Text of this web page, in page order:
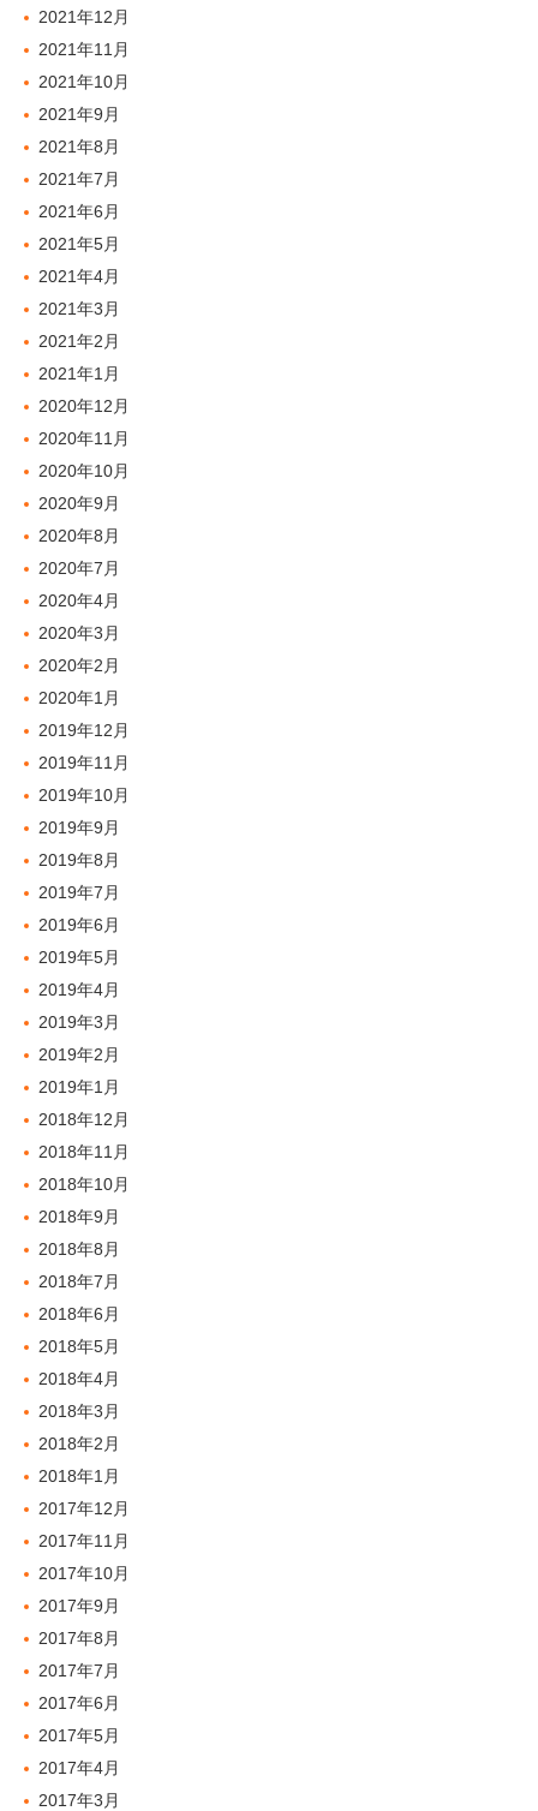
2021年12月
2021年11月
2021年10月
2021年9月
2021年8月
2021年7月
2021年6月
2021年5月
2021年4月
2021年3月
2021年2月
2021年1月
2020年12月
2020年11月
2020年10月
2020年9月
2020年8月
2020年7月
2020年4月
2020年3月
2020年2月
2020年1月
2019年12月
2019年11月
2019年10月
2019年9月
2019年8月
2019年7月
2019年6月
2019年5月
2019年4月
2019年3月
2019年2月
2019年1月
2018年12月
2018年11月
2018年10月
2018年9月
2018年8月
2018年7月
2018年6月
2018年5月
2018年4月
2018年3月
2018年2月
2018年1月
2017年12月
2017年11月
2017年10月
2017年9月
2017年8月
2017年7月
2017年6月
2017年5月
2017年4月
2017年3月